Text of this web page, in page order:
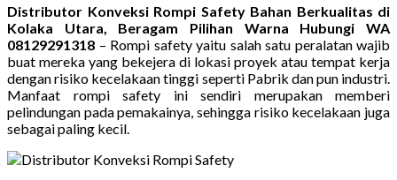
Distributor Konveksi Rompi Safety Bahan Berkualitas di
Kolaka Utara, Beragam Pilihan Warna Hubungi WA
08129291318 – Rompi safety yaitu salah satu peralatan wajib
buat mereka yang bekejera di lokasi proyek atau tempat kerja
dengan risiko kecelakaan tinggi seperti Pabrik dan pun industri.
Manfaat rompi safety ini sendiri merupakan memberi
pelindungan pada pemakainya, sehingga risiko kecelakaan juga
sebagai paling kecil.